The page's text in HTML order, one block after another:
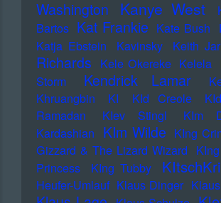
Washington
Kanye West
Bartos Kat Frankie Kate Bush
Katja Ebstein
Kavinsky Keith
Richards Kele Okereke Kelela
Storm
Kendrick Lamar
Khruangbin
KI KId Creole
Ramadan
KIev Stingl KIm
Kardashian KIm Wilde KIng
Gizzard & The Lizard Wizard
Princess
KIng Tubby
Heufer-Umlauf Klaus Dinger